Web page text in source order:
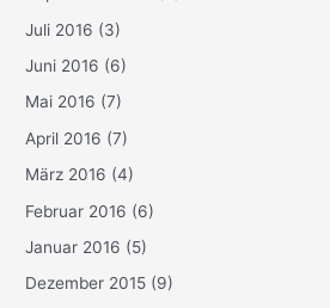
Juli 2016 (3)
Juni 2016 (6)
Mai 2016 (7)
April 2016 (7)
März 2016 (4)
Februar 2016 (6)
Januar 2016 (5)
Dezember 2015 (9)